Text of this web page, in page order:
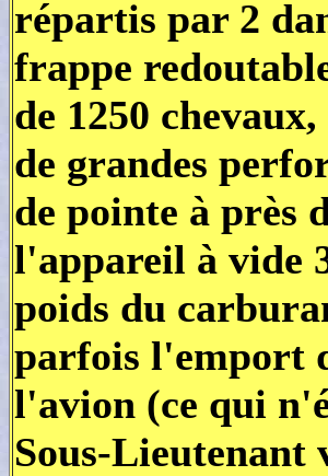
répartis par 2
frappe
de 1250
de grandes
de pointe à près
l'appareil à vide
poids du
parfois l'emport
l'avion (ce qui
Sous-Lieutenant